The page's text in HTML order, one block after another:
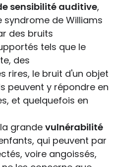
sensibilité auditive,
de Williams
des bruits
tels que le
des
rires, le bruit d'un objet
peuvent y répondre en
et quelquefois en
grande vulnérabilité
qui peuvent par
voire angoissés,